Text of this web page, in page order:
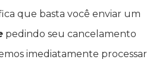
que basta você enviar um
pedindo seu cancelamento
imediatamente processar